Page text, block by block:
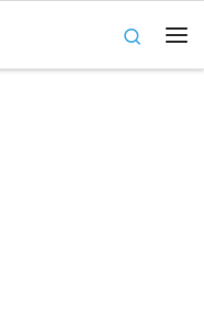
Search